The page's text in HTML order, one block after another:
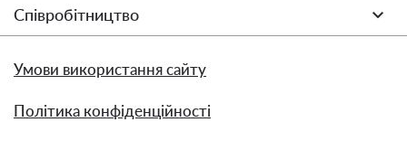
Співробітництво
Умови використання сайту
Політика конфіденційності